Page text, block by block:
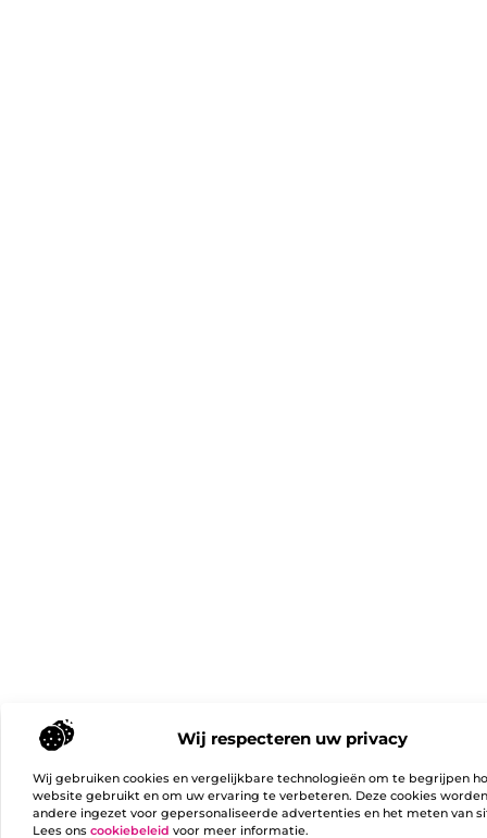
Wij respecteren uw privacy
Wij gebruiken cookies en vergelijkbare technologieën om te begrijpen
website gebruikt en om uw ervaring te verbeteren. Deze cookies
andere ingezet voor gepersonaliseerde advertenties en het meten van
Lees ons cookiebeleid voor meer informatie.